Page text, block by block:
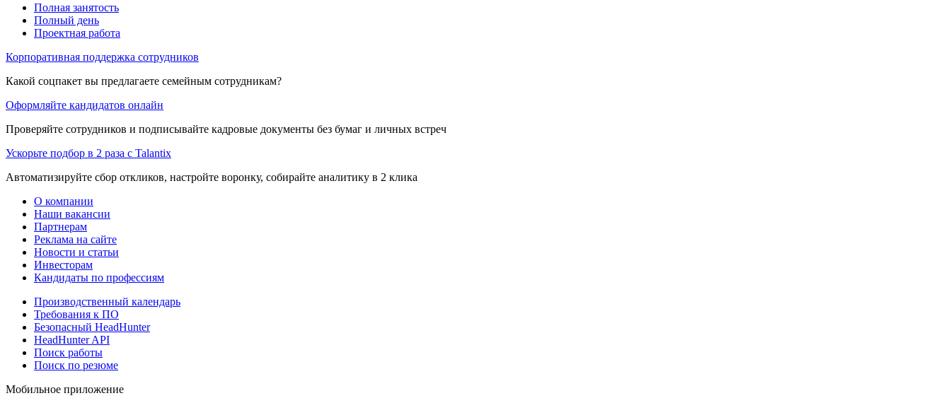
Полная занятость
Полный день
Проектная работа
Корпоративная поддержка сотрудников
Какой соцпакет вы предлагаете семейным сотрудникам?
Оформляйте кандидатов онлайн
Проверяйте сотрудников и подписывайте кадровые документы без бумаг и личных встреч
Ускорьте подбор в 2 раза с Talantix
Автоматизируйте сбор откликов, настройте воронку, собирайте аналитику в 2 клика
О компании
Наши вакансии
Партнерам
Реклама на сайте
Новости и статьи
Инвесторам
Кандидаты по профессиям
Производственный календарь
Требования к ПО
Безопасный HeadHunter
HeadHunter API
Поиск работы
Поиск по резюме
Мобильное приложение